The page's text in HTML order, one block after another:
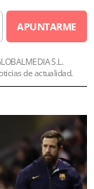
APUNTARME
S.L.
de actualidad.